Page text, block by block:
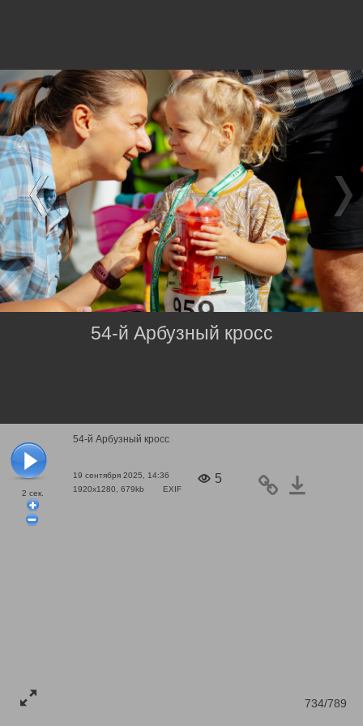
2 сек.
54-й Арбузный кросс
19 сентября 2025, 14:36
1920x1280, 679kb
EXIF
5
734/789
54-й Арбузный кросс